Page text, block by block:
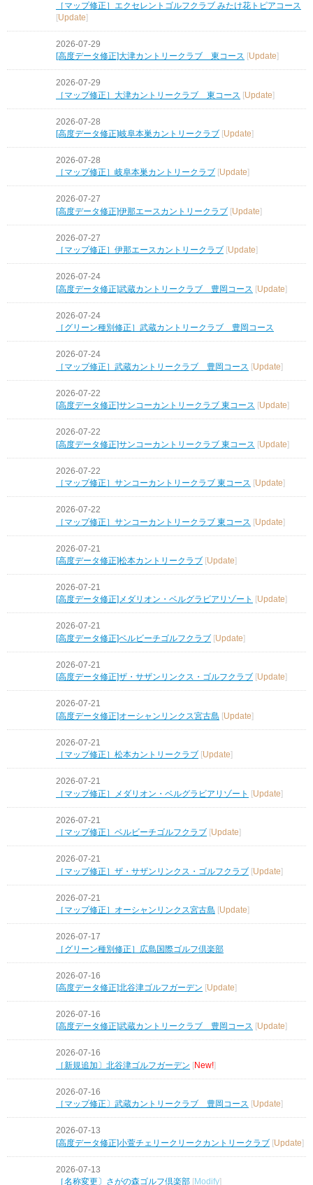
［マップ修正］エクセレントゴルフクラブ みたけ花トピアコース
[Update]
2026-07-29
[高度データ修正]大津カントリークラブ 東コース [Update]
2026-07-29
［マップ修正］大津カントリークラブ 東コース [Update]
2026-07-28
[高度データ修正]岐阜本巣カントリークラブ [Update]
2026-07-28
［マップ修正］岐阜本巣カントリークラブ
Update
2026-07-27
[高度データ修正]伊那エースカントリークラブ [Update]
2026-07-27
［マップ修正］伊那エースカントリークラブ
Update
2026-07-24
[高度データ修正]武蔵カントリークラブ 豊岡コース [Update]
2026-07-24
［グリーン種別修正］武蔵カントリークラブ 豊岡コース
2026-07-24
［マップ修正］武蔵カントリークラブ 豊岡コース [Update]
2026-07-22
[高度データ修正]サンコーカントリークラブ 東コース [Update]
2026-07-22
[高度データ修正]サンコーカントリークラブ 東コース [Update]
2026-07-22
［マップ修正］サンコーカントリークラブ 東コース [Update]
2026-07-22
［マップ修正］サンコーカントリークラブ 東コース [Update]
2026-07-21
[高度データ修正]松本カントリークラブ [Update]
2026-07-21
[高度データ修正]メダリオン・ベルグラビアリゾート
Update
2026-07-21
[高度データ修正]ベルビーチゴルフクラブ [Update]
2026-07-21
[高度データ修正]ザ・サザンリンクス・ゴルフクラブ
Update
2026-07-21
[高度データ修正]オーシャンリンクス宮古島 [Update]
2026-07-21
［マップ修正］松本カントリークラブ
Update
2026-07-21
［マップ修正］メダリオン・ベルグラビアリゾート
[Update]
2026-07-21
［マップ修正］ベルビーチゴルフクラブ [Update]
2026-07-21
［マップ修正］ザ・サザンリンクス・ゴルフクラブ [Update]
2026-07-21
［マップ修正］オーシャンリンクス宮古島 [Update]
2026-07-17
［グリーン種別修正］広島国際ゴルフ倶楽部
2026-07-16
[高度データ修正]北谷津ゴルフガーデン [Update]
2026-07-16
[高度データ修正]武蔵カントリークラブ 豊岡コース
Update
2026-07-16
［新規追加〕北谷津ゴルフガーデン [New!]
2026-07-16
［マップ修正〕武蔵カントリークラブ 豊岡コース
Update
2026-07-13
[高度データ修正]小萱チェリークリークカントリークラブ [Update]
2026-07-13
［名称変更〕さがの森ゴルフ倶楽部
Modify